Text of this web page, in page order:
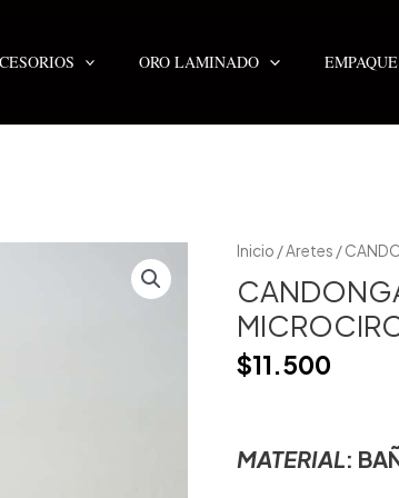
ORO LAMINADO
Inicio /Aretes /
$11.500
MATERIAL:
CANDONGA
ESTRELLA
CON
MICROCIRCONES
2MM
cantidad